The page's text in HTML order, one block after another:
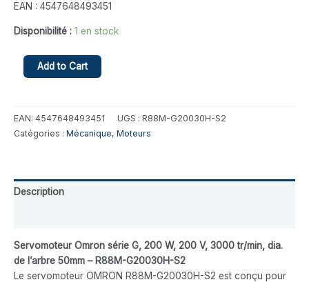
EAN : 4547648493451
Disponibilité : 1 en stock
Add to Cart
EAN: 4547648493451 UGS : R88M-G20030H-S2
Catégories : Mécanique, Moteurs
Description
Servomoteur Omron série G, 200 W, 200 V, 3000 tr/min, dia.
de l’arbre 50mm – R88M-G20030H-S2
Le servomoteur OMRON R88M-G20030H-S2 est conçu pour